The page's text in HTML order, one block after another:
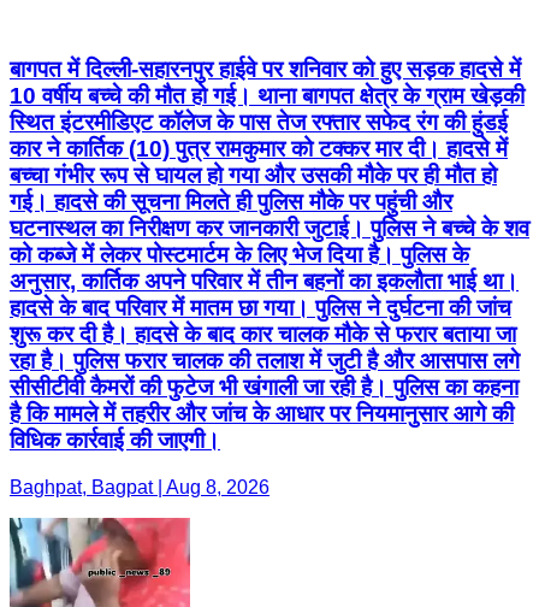
बागपत में दिल्ली-सहारनपुर हाईवे पर शनिवार को हुए सड़क हादसे में
10 वर्षीय बच्चे की मौत हो गई। थाना बागपत क्षेत्र के ग्राम खेड़की
स्थित इंटरमीडिएट कॉलेज के पास तेज रफ्तार सफेद रंग की हुंडई
कार ने कार्तिक (10) पुत्र रामकुमार को टक्कर मार दी। हादसे में
बच्चा गंभीर रूप से घायल हो गया और उसकी मौके पर ही मौत हो
गई। हादसे की सूचना मिलते ही पुलिस मौके पर पहुंची और
घटनास्थल का निरीक्षण कर जानकारी जुटाई। पुलिस ने बच्चे के शव
को कब्जे में लेकर पोस्टमार्टम के लिए भेज दिया है। पुलिस के
अनुसार, कार्तिक अपने परिवार में तीन बहनों का इकलौता भाई था।
हादसे के बाद परिवार में मातम छा गया। पुलिस ने दुर्घटना की जांच
शुरू कर दी है। हादसे के बाद कार चालक मौके से फरार बताया जा
रहा है। पुलिस फरार चालक की तलाश में जुटी है और आसपास लगे
सीसीटीवी कैमरों की फुटेज भी खंगाली जा रही है। पुलिस का कहना
है कि मामले में तहरीर और जांच के आधार पर नियमानुसार आगे की
विधिक कार्रवाई की जाएगी।
Baghpat, Bagpat | Aug 8, 2026